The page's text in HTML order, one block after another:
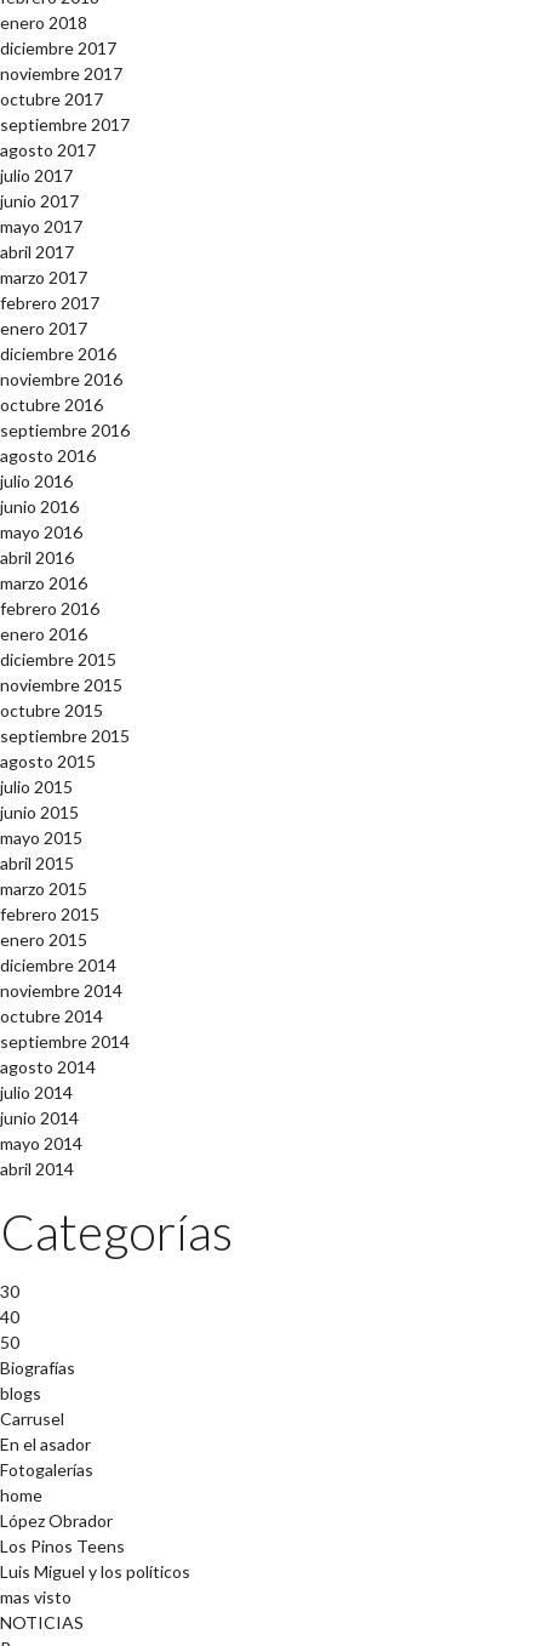
enero 2018
diciembre 2017
noviembre 2017
octubre 2017
septiembre 2017
agosto 2017
julio 2017
junio 2017
mayo 2017
abril 2017
marzo 2017
febrero 2017
enero 2017
diciembre 2016
noviembre 2016
octubre 2016
septiembre 2016
agosto 2016
julio 2016
junio 2016
mayo 2016
abril 2016
marzo 2016
febrero 2016
enero 2016
diciembre 2015
noviembre 2015
octubre 2015
septiembre 2015
agosto 2015
julio 2015
junio 2015
mayo 2015
abril 2015
marzo 2015
febrero 2015
enero 2015
diciembre 2014
noviembre 2014
octubre 2014
septiembre 2014
agosto 2014
julio 2014
junio 2014
mayo 2014
abril 2014
Categorías
30
40
50
Biografías
blogs
Carrusel
En el asador
Fotogalerías
home
López Obrador
Los Pinos Teens
Luis Miguel y los políticos
mas visto
NOTICIAS